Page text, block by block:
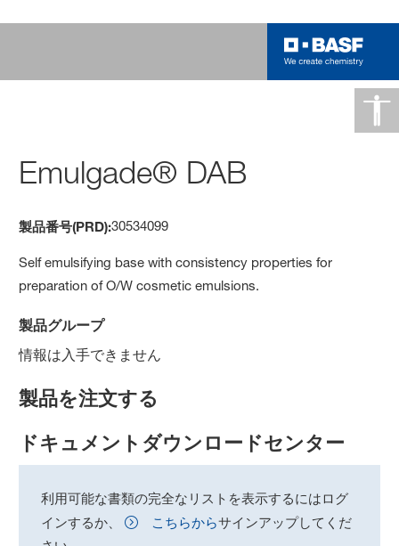
Emulgade® DAB
製品番号(PRD):30534099
Self emulsifying base with consistency properties for
preparation of O/W cosmetic emulsions.
製品グループ
情報は入手できません
製品を注文する
ドキュメントダウンロードセンター
利用可能な書類の完全なリストを表示するにはログ
インするか、
こちらからサインアップしてくだ